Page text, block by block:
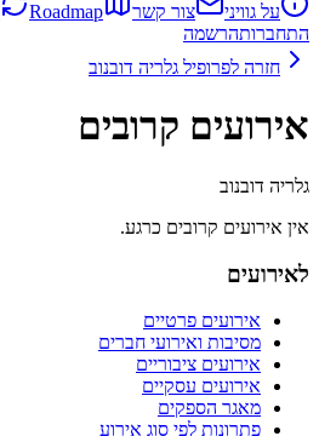
על גוויני צור קשר Roadmap
התחברותהרשמה
חזרה לפרופיל גלריה דובנוב
אירועים קרובים
גלריה דובנוב
אין אירועים קרובים כרגע.
לאירועים
אירועים פרטיים
מסיבות ואירועי חברים
אירועים ציבוריים
אירועים עסקיים
מאגר הספקים
פתרונות לפי סוג אירוע